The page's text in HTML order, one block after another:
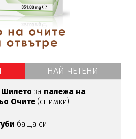
НАЙ-ЧЕТЕНИ
Шилетоза палежа на
Очите (снимки)
баща си